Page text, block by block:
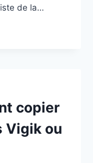
de la…
copier
Vigik ou